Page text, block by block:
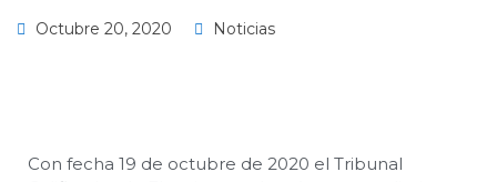
Octubre 20, 2020 Noticias
Con fecha 19 de octubre de 2020 el Tribunal